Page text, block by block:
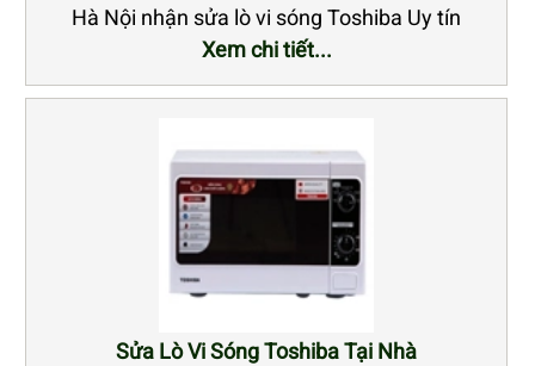
Hà Nội nhận sửa lò vi sóng Toshiba Uy tín
Xem chi tiết...
Sửa Lò Vi Sóng Toshiba Tại Nhà